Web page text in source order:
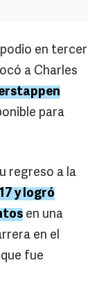
en tercer
a Charles
para
regreso a la
y logró
en una
en el
fue